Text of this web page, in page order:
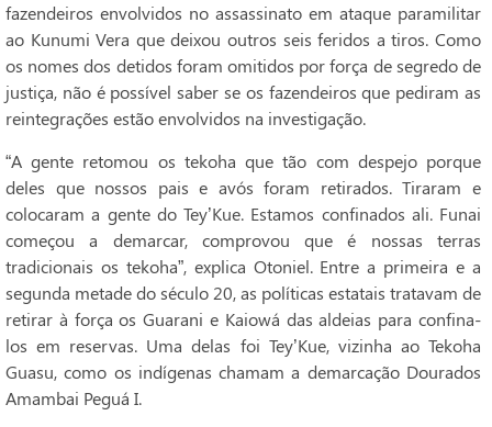
fazendeiros envolvidos no assassinato em ataque paramilitar
ao Kunumi Vera que deixou outros seis feridos a tiros. Como
os nomes dos detidos foram omitidos por força de segredo de
justiça, não é possível saber se os fazendeiros que pediram as
reintegrações estão envolvidos na investigação.
“A gente retomou os tekoha que tão com despejo porque
deles que nossos pais e avós foram retirados. Tiraram e
colocaram a gente do Tey’Kue. Estamos confinados ali. Funai
começou a demarcar, comprovou que é nossas terras
tradicionais os tekoha”, explica Otoniel. Entre a primeira e a
segunda metade do século 20, as políticas estatais tratavam de
retirar à força os Guarani e Kaiowá das aldeias para confina-
los em reservas. Uma delas foi Tey’Kue, vizinha ao Tekoha
Guasu, como os indígenas chamam a demarcação Dourados
Amambai Peguá I.